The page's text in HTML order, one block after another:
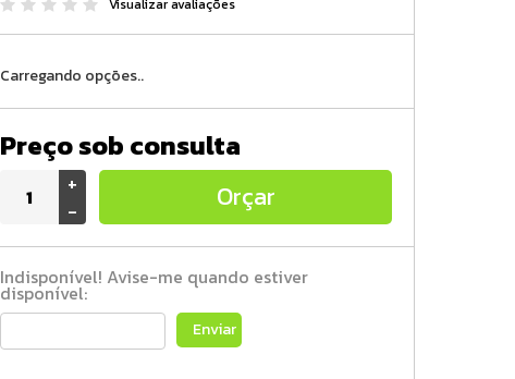
Visualizar avaliações
Carregando opções..
Preço sob consulta
+
-
Orçar
Indisponível! Avise-me quando estiver
disponível:
Enviar